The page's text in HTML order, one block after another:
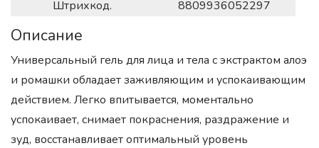
Штрихкод. 8809936052297
Описание
Универсальный гель для лица и тела с экстрактом алоэ
и ромашки обладает заживляющим и успокаивающим
действием. Легко впитывается, моментально
успокаивает, снимает покраснения, раздражение и
зуд, восстанавливает оптимальный уровень